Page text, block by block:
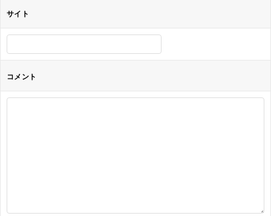
サイト
コメント